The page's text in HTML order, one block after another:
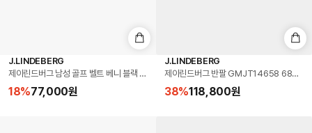
J.LINDEBERG
제이린드버그 남성 골프 벨트 베니 블랙 (BUAC16027-9999)
18%77,000원
J.LINDEBERG
제이린드버그 반팔 GMJT14658 6855 보
38%118,800원